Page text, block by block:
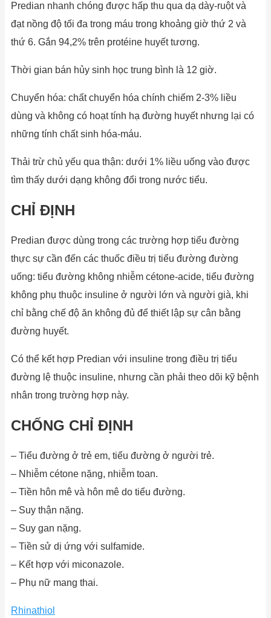
Predian nhanh chóng được hấp thu qua dạ dày-ruột và
đạt nồng độ tối đa trong máu trong khoảng giờ thứ 2 và
thứ 6. Gắn 94,2% trên protéine huyết tương.
Thời gian bán hủy sinh học trung bình là 12 giờ.
Chuyển hóa: chất chuyển hóa chính chiếm 2-3% liều
dùng và không có hoạt tính hạ đường huyết nhưng lại có
những tính chất sinh hóa-máu.
Thải trừ chủ yếu qua thận: dưới 1% liều uống vào được
tìm thấy dưới dạng không đổi trong nước tiểu.
CHỈ ĐỊNH
Predian được dùng trong các trường hợp tiểu đường
thực sự cần đến các thuốc điều trị tiểu đường đường
uống: tiểu đường không nhiễm cétone-acide, tiểu đường
không phụ thuộc insuline ở người lớn và người già, khi
chỉ bằng chế độ ăn không đủ để thiết lập sự cân bằng
đường huyết.
Có thể kết hợp Predian với insuline trong điều trị tiểu
đường lệ thuộc insuline, nhưng cần phải theo dõi kỹ bệnh
nhân trong trường hợp này.
CHỐNG CHỈ ĐỊNH
– Tiểu đường ở trẻ em, tiểu đường ở người trẻ.
– Nhiễm cétone nặng, nhiễm toan.
– Tiền hôn mê và hôn mê do tiểu đường.
– Suy thận nặng.
– Suy gan nặng.
– Tiền sử dị ứng với sulfamide.
– Kết hợp với miconazole.
– Phụ nữ mang thai.
Rhinathiol